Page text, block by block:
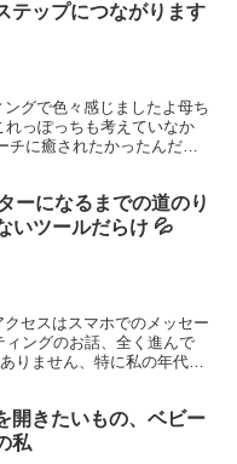
テップにつながります
グで色々感じましたよ母ち
っぽっちも考えていなか
に癒されたかったんだっ
ーになるまでの道のり
いツールだらけ 💦
セスはスマホでのメッセー
ングのお話、全く進んで
りません、特に私の年代だ
開きたいもの、ベビー
私